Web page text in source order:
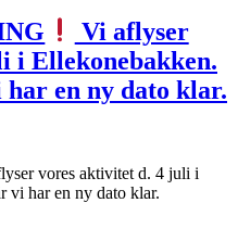
Vi aflyser
i Ellekonebakken.
en ny dato klar.
vores aktivitet d. 4 juli i
vi har en ny dato klar.